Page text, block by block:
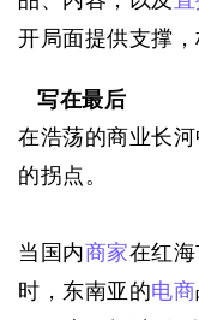
开局面提供支撑，
写在最后
在浩荡的商业长
的拐点。
当国内商家在红
时，东南亚的电商